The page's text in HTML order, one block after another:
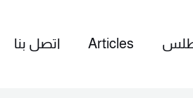
Articles اتصل بنا